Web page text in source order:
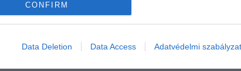
CONFIRM
Data Deletion Data Access Adatvédelmi szabályzat
ünnepi menü egyik alapdarabja
munkatársa. Néha „Puerto Ricó-i tojáslikőrként"